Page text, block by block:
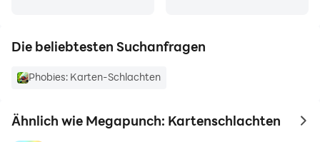
Die beliebtesten Suchanfragen
Phobies: Karten-Schlachten
Ähnlich wie Megapunch: Kartenschlachten to